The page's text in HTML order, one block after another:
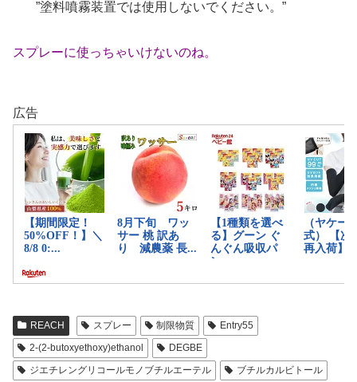
”塗料噴霧装置では使用しないでください。”
スプレーに使っちゃいけないのね。
広告
REACH スプレー 制限物質
Entry55
2-(2-butoxyethoxy)ethanol
DEGBE
ジエチレングリコールモノブチルエーテル
ブチルカルビトール